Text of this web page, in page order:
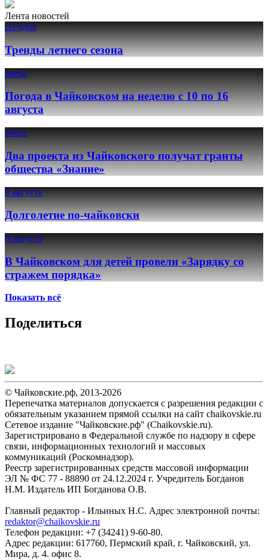
Лента новостей
сегодня
Тренды летнего сезона
вчера
Погода в Чайковском на неделю с 10 по 16
августа
вчера
Два проекта из Чайковского получат гранты
общества «Знание»
8 августа
Долголетие по-чайковски
8 августа
В Чайковском для детей провели «Зарядку со
стражем порядка»
Показать всё
Поделиться
© Чайковские.рф, 2013-2026
Перепечатка материалов допускается с разрешения редакции с
обязательным указанием прямой ссылки на сайт chaikovskie.ru
Сетевое издание "Чайковские.рф" (Chaikovskie.ru).
Зарегистрировано в Федеральной службе по надзору в сфере
связи, информационных технологий и массовых
коммуникаций (Роскомнадзор).
Реестр зарегистрированных средств массовой информации
ЭЛ № ФС 77 - 88890 от 24.12.2024 г. Учредитель Богданов
Н.М. Издатель ИП Богданова О.В.
Главный редактор - Ильиных Н.С. Адрес электронной почты:
redaktor@chaikovskie.ru
Телефон редакции: +7 (34241) 9-60-80.
Адрес редакции: 617760, Пермский край, г. Чайковский, ул.
Мира, д. 4. офис 8.